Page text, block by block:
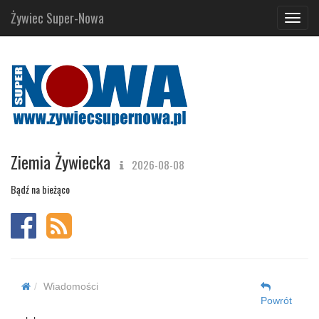
Żywiec Super-Nowa
Ziemia Żywiecka 2026-08-08
Bądź na bieżąco
Wiadomości
Powrót